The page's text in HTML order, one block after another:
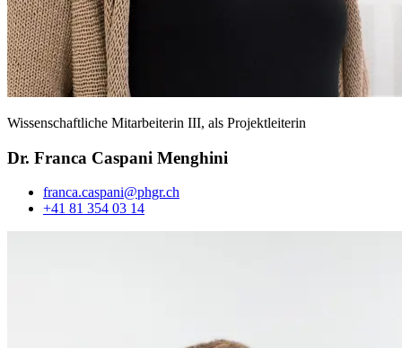
Wissenschaftliche Mitarbeiterin III, als Projektleiterin
Dr. Franca Caspani Menghini
franca.caspani@phgr.ch
+41 81 354 03 14